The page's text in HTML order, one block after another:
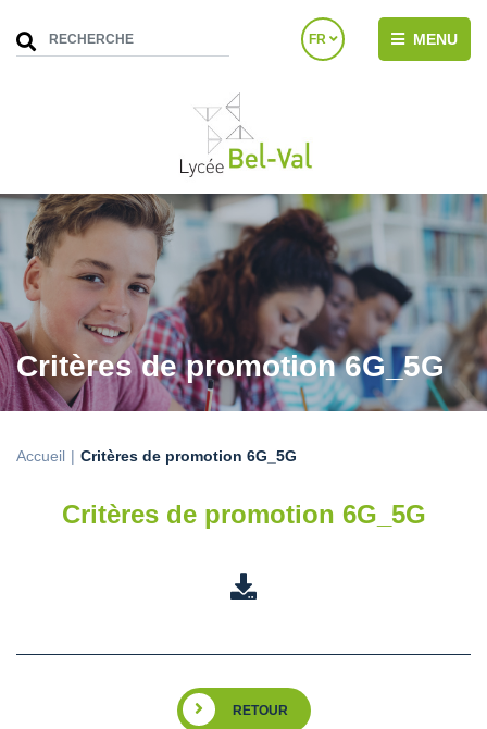
FR MENU
Critères de promotion 6G_5G
Accueil Critères de promotion 6G_5G
Critères de promotion 6G_5G
RETOUR